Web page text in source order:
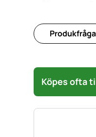
Köpes ofta